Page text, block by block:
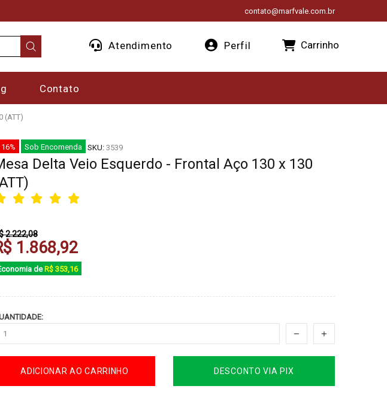
contato@marfvale.com.br
Atendimento Perfil Carrinho
Contato
(ATT)
Sob Encomenda SKU: 3539
Delta Veio Esquerdo - Frontal Aço 130 x 130
2.222,08
1.868,92
deR$ 353,16
ADICIONAR AO CARRINHO DESCONTO VIA PIX